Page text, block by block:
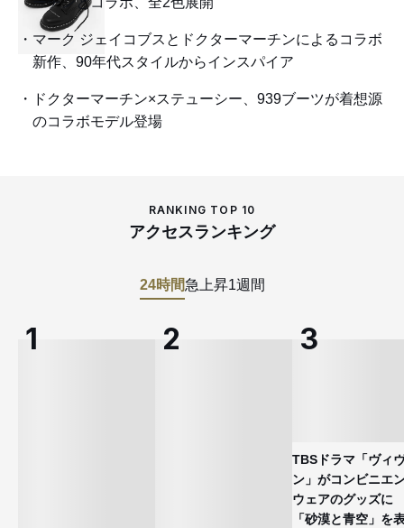
マーク ジェイコブスとドクターマーチンによるコラボ
新作、90年代スタイルからインスパイア
ドクターマーチン×ステューシー、939ブーツが着想源
のコラボモデル登場
RANKING TOP 10
アクセスランキング
24時間急上昇1週間
TBSドラマ「ヴィ
ン」がコンビニエ
ウェアのグッズ
「砂漠と青空」を